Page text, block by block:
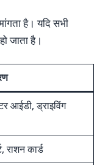
है। यदि सभी
जाता है।
आईडी, ड्राइविंग
राशन कार्ड